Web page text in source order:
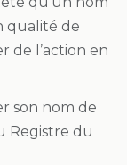
qualité de
de l’action en
son nom de
Registre du